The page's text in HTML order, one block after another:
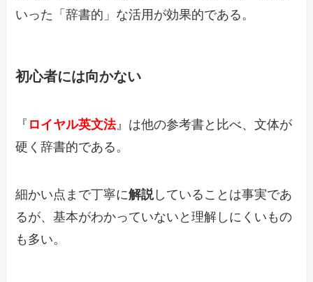
いった「辞書的」な活用が効果的である。
初心者には向かない
『 ロイヤル英文法』は他の参考書と比べ、文体が
硬く辞書的である。
細かい点まで丁寧に解説していることは事実であ
るが、基本がわかっていないと理解しにくいもの
も多い。